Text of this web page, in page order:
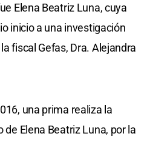
Elena Beatriz Luna, cuya
inicio a una investigación
fiscal Gefas, Dra. Alejandra
una prima realiza la
Elena Beatriz Luna, por la